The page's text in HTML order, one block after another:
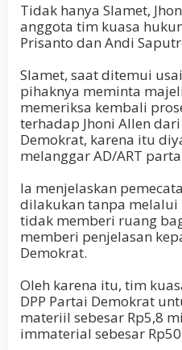
Tidak hanya Slamet,
anggota tim kuasa
Prisanto dan Andi
Slamet, saat ditemui
pihaknya meminta
memeriksa kembali
terhadap Jhoni Allen
Demokrat, karena itu
melanggar AD/ART
Ia menjelaskan
dilakukan tanpa melalui
tidak memberi ruang
memberi penjelasan
Demokrat.
Oleh karena itu, tim
DPP Partai Demokrat
materiil sebesar Rp5,8
immaterial sebesar